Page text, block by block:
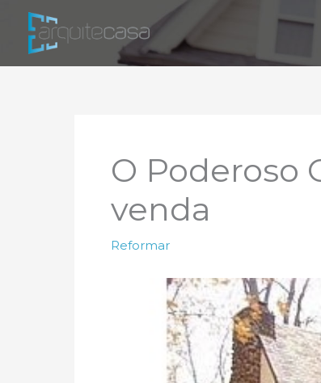
O Poderoso
venda
Reformar